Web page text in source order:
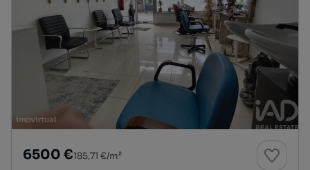
6500 €185,71 €/m²